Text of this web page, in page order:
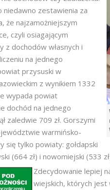
niedawno zestawienia za
że najzamożniejszym
czyli osiagającym
z dochodów własnych i
na jednego
przysuski w
z wynikiem 1332
wypada powiat
dochód na jednego
zaledwie 709 zł. Gorszymi
warmińsko-
się tylko powiaty: gołdapski
(664 zł) i nowomiejski (533
Zdecydowanie lepiej
wiejskich, których jest